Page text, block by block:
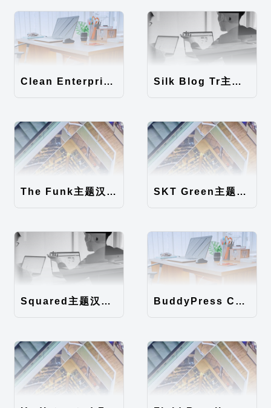
Clean Enterprise主题汉化包 Silk Blog Tr主题汉化包
The Funk主题汉化包 SKT Green主题汉化包
Squared主题汉化包 BuddyPress Colours主题汉化包